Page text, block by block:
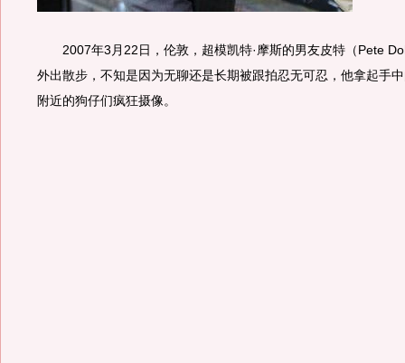
2007年3月22日，伦敦，超模凯特·摩斯的男友皮特（Pete
外出散步，不知是因为无聊还是长期被跟拍忍无可忍，他拿起手
附近的狗仔们疯狂摄像。